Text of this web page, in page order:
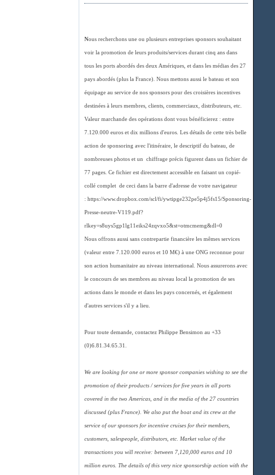
Nous recherchons une ou plusieurs entreprises sponsors souhaitant
voir la promotion de leurs produits/services durant cinq ans dans
tous les ports abordés des deux Amériques, et dans les médias des 27
pays abordés (plus la France). Nous mettons aussi le bateau et son
équipage au service de nos sponsors pour des croisières incentives
destinées à leurs membres, clients, commerciaux, distributeurs, etc.
Valeur marchande des opérations dont vous bénéficierez : entre
7.120.000 euros et dix millions d'euros. Les détails de cette très belle
action de sponsoring avec l'itinéraire, le descriptif du bateau, de
nombreuses photos et un chiffrage précis figurent dans un fichier de
77 pages. Ce fichier est directement accessible en faisant un copié-
collé complet de ceci dans la barre d'adresse de votre navigateur
: https://www.dropbox.com/scl/fi/ywtipge232pe5p4j5fs15/Sponsoring-
Presse-neutre-V119.pdf?
rlkey=s8uys5gp1lg11eiks24zqvxo5&st=otmcmemg&dl=0
Nous offrons aussi sans contrepartie financière les mêmes services
(valeur entre 7.120.000 euros et 10 M€) à une ONG reconnue pour
son action humanitaire au niveau international. Nous assurerons avec
le concours de ses membres au niveau local la promotion de ses
actions dans le monde et dans les pays concernés, et également
d'autres services s'il y a lieu.
Pour toute demande, contactez Philippe Bensimon au +33
(0)6.81.34.65.31.
We are looking for one or more sponsor companies wishing to see the
promotion of their products / services for five years in all ports
covered in the two Americas, and in the media of the 27 countries
discussed (plus France). We also put the boat and its crew at the
service of our sponsors for incentive cruises for their members,
customers, salespeople, distributors, etc. Market value of the
transactions you will receive: between 7,120,000 euros and 10
million euros. The details of this very nice sponsorship action with the